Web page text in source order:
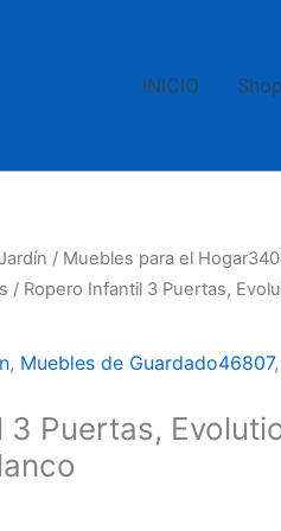
INICIO Shop
/ Muebles para el
/ Ropero Infantil 3 Puertas,
, Muebles de Guardado46807,
3 Puertas,